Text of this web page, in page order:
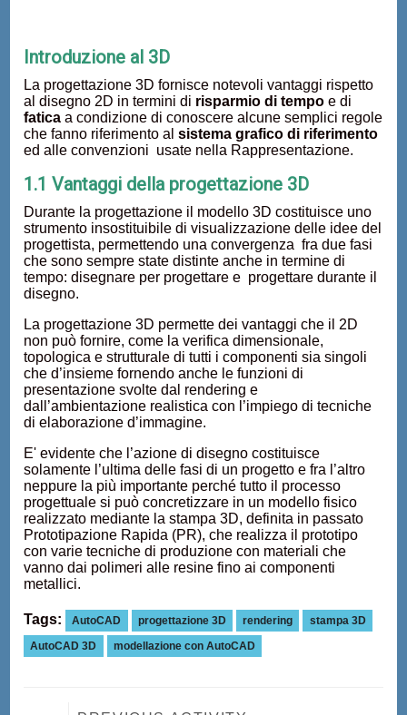
Introduzione al 3D
La progettazione 3D fornisce notevoli vantaggi rispetto
al disegno 2D in termini di risparmio di tempo e di
fatica a condizione di conoscere alcune semplici regole
che fanno riferimento alsistema grafico di riferimento
ed alle convenzioni usate nella Rappresentazione.
1.1 Vantaggi della progettazione 3D
Durante la progettazione il modello 3D costituisce uno
strumento insostituibile di visualizzazione delle idee del
progettista, permettendo una convergenza fra due fasi
che sono sempre state distinte anche in termine di
tempo: disegnare per progettare e progettare durante il
disegno.
La progettazione 3D permette dei vantaggi che il 2D
non può fornire, come la verifica dimensionale,
topologica e strutturale di tutti i componenti sia singoli
che d’insieme fornendo anche le funzioni di
presentazione svolte dal rendering e
dall’ambientazione realistica con l’impiego di tecniche
di elaborazione d’immagine.
E' evidente che l’azione di disegno costituisce
solamente l’ultima delle fasi di un progetto e fra l’altro
neppure la più importante perché tutto il processo
progettuale si può concretizzare in un modello fisico
realizzato mediante la stampa 3D, definita in passato
Prototipazione Rapida (PR), che realizza il prototipo
con varie tecniche di produzione con materiali che
vanno dai polimeri alle resine fino ai componenti
metallici.
Tags: AutoCAD progettazione 3D rendering
stampa 3D
AutoCAD 3D
modellazione con AutoCAD